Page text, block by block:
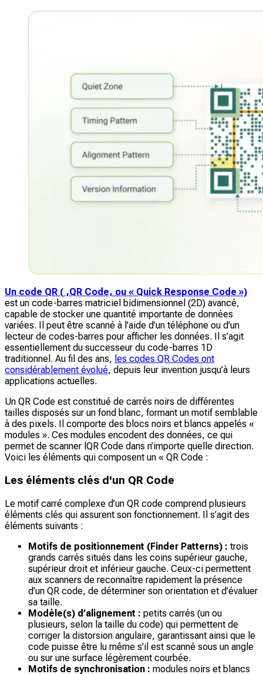
Un code QR ( ,QR Code, ou « Quick Response Code »)
est un code-barres matriciel bidimensionnel (2D) avancé,
capable de stocker une quantité importante de données
variées. Il peut être scanné à l’aide d’un téléphone ou d’un
lecteur de codes-barres pour afficher les données. Il s’agit
essentiellement du successeur du code-barres 1D
traditionnel. Au fil des ans, les codes QR Codes ont
considérablement évolué, depuis leur invention jusqu’à leurs
applications actuelles.
Un QR Code est constitué de carrés noirs de différentes
tailles disposés sur un fond blanc, formant un motif semblable
à des pixels. Il comporte des blocs noirs et blancs appelés «
modules ». Ces modules encodent des données, ce qui
permet de scanner lQR Code dans n’importe quelle direction.
Voici les éléments qui composent un « QR Code :
Les éléments clés d'un QR Code
Le motif carré complexe d’un QR code comprend plusieurs
éléments clés qui assurent son fonctionnement. Il s’agit des
éléments suivants :
Motifs de positionnement (Finder Patterns) : trois
grands carrés situés dans les coins supérieur gauche,
supérieur droit et inférieur gauche. Ceux-ci permettent
aux scanners de reconnaître rapidement la présence
d’un QR code, de déterminer son orientation et d’évaluer
sa taille.
Modèle(s) d’alignement : petits carrés (un ou
plusieurs, selon la taille du code) qui permettent de
corriger la distorsion angulaire, garantissant ainsi que le
code puisse être lu même s’il est scanné sous un angle
ou sur une surface légèrement courbée.
Motifs de synchronisation : modules noirs et blancs